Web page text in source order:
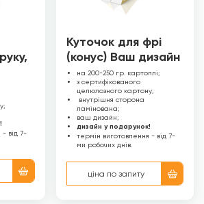
- від 7-
Куточок для фрі
(конус) Ваш дизайн
на 200-250 гр. картоплі;
з сертифікованого
целюлозного картону;
внутрішня сторона
ламінована;
ваш дизайн;
дизайн у подарунок!
термін виготовлення - від 7-
ми робочих днів.
ціна по запиту